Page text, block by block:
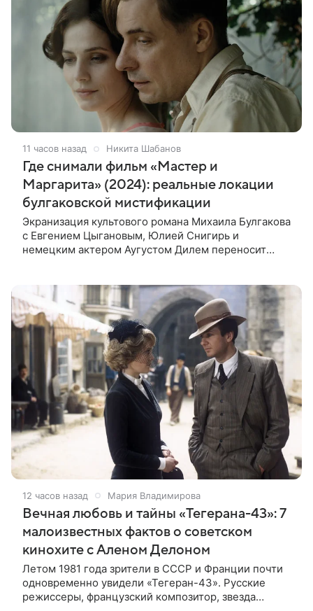
11 часов назад Никита Шабанов
Где снимали фильм «Мастер и
Маргарита» (2024): реальные локации
булгаковской мистификации
Экранизация культового романа Михаила Булгакова
с Евгением Цыгановым, Юлией Снигирь и
немецким актером Аугустом Дилем переносит
12 часов назад Мария Владимирова
Вечная любовь и тайны «Тегерана-43»: 7
малоизвестных фактов о советском
кинохите с Аленом Делоном
Летом 1981 года зрители в СССР и Франции почти
одновременно увидели «Тегеран-43». Русские
режиссеры, французский композитор, звезда